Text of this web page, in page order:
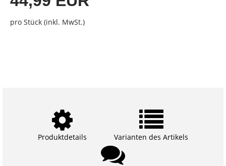
pro Stück (inkl. MwSt.)
Produktdetails Varianten des Artikels